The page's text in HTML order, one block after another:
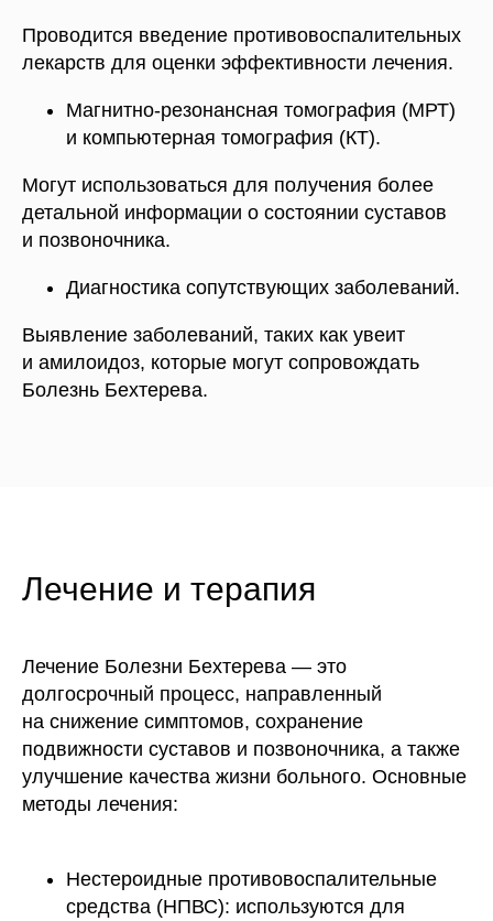
Проводится введение противовоспалительных
лекарств для оценки эффективности лечения.
Магнитно-резонансная томография (МРТ)
и компьютерная томография (КТ).
Могут использоваться для получения более
детальной информации о состоянии суставов
и позвоночника.
Диагностика сопутствующих заболеваний.
Выявление заболеваний, таких как увеит
и амилоидоз, которые могут сопровождать
Болезнь Бехтерева.
Лечение и терапия
Лечение Болезни Бехтерева — это
долгосрочный процесс, направленный
на снижение симптомов, сохранение
подвижности суставов и позвоночника, а также
улучшение качества жизни больного. Основные
методы лечения:
Нестероидные противовоспалительные
средства (НПВС): используются для